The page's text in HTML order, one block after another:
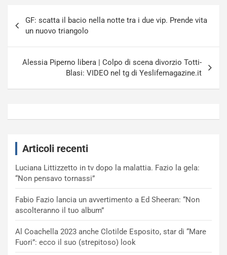
articoli
GF: scatta il bacio nella notte tra i due vip. Prende vita
un nuovo triangolo
Alessia Piperno libera | Colpo di scena divorzio Totti-
Blasi: VIDEO nel tg di Yeslifemagazine.it
Articoli recenti
Luciana Littizzetto in tv dopo la malattia. Fazio la gela:
“Non pensavo tornassi”
Fabio Fazio lancia un avvertimento a Ed Sheeran: “Non
ascolteranno il tuo album”
Al Coachella 2023 anche Clotilde Esposito, star di “Mare
Fuori”: ecco il suo (strepitoso) look